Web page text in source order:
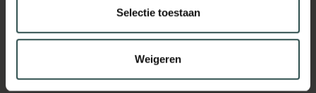
Selectie toestaan
Weigeren
aanwezig zijn voor de plaatsing en ga ik aan de slag. Ik sluit
de machine(s) aan en stel alles perfect in naar de wensen
en de grootte van de beker(tje)s van de klant. Is de machine
compleet geïnstalleerd en afgesteld, dan, geef ik de klant